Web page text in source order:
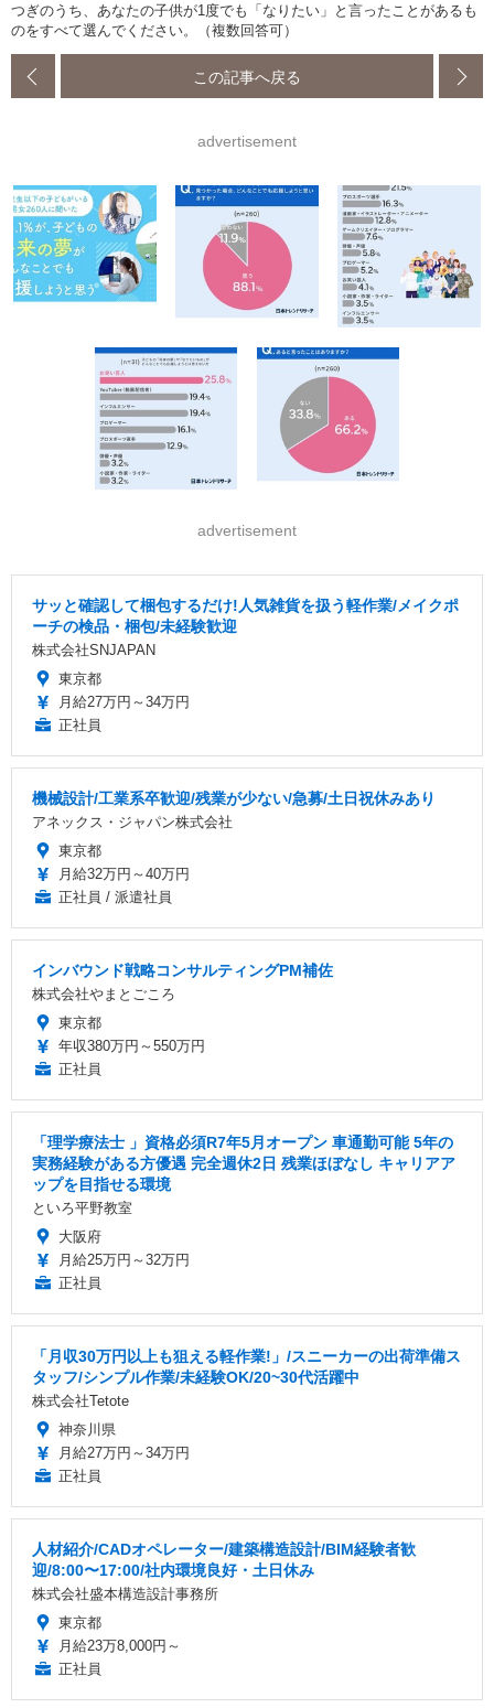
つぎのうち、あなたの子供が1度でも「なりたい」と言ったことがあるも
のをすべて選んでください。（複数回答可）
この記事へ戻る
advertisement
advertisement
サッと確認して梱包するだけ!人気雑貨を扱う軽作業/メイクポ
ーチの検品・梱包/未経験歓迎
株式会社SNJAPAN
東京都
月給27万円～34万円
正社員
機械設計/工業系卒歓迎/残業が少ない/急募/土日祝休みあり
アネックス・ジャパン株式会社
東京都
月給32万円～40万円
正社員 / 派遣社員
インバウンド戦略コンサルティングPM補佐
株式会社やまとごころ
東京都
年収380万円～550万円
正社員
「理学療法士 」資格必須R7年5月オープン 車通勤可能 5年の
実務経験がある方優遇 完全週休2日 残業ほぼなし キャリアア
ップを目指せる環境
といろ平野教室
大阪府
月給25万円～32万円
正社員
「月収30万円以上も狙える軽作業!」/スニーカーの出荷準備ス
タッフ/シンプル作業/未経験OK/20~30代活躍中
株式会社Tetote
神奈川県
月給27万円～34万円
正社員
人材紹介/CADオペレーター/建築構造設計/BIM経験者歓
迎/8:00〜17:00/社内環境良好・土日休み
株式会社盛本構造設計事務所
東京都
月給23万8,000円～
正社員